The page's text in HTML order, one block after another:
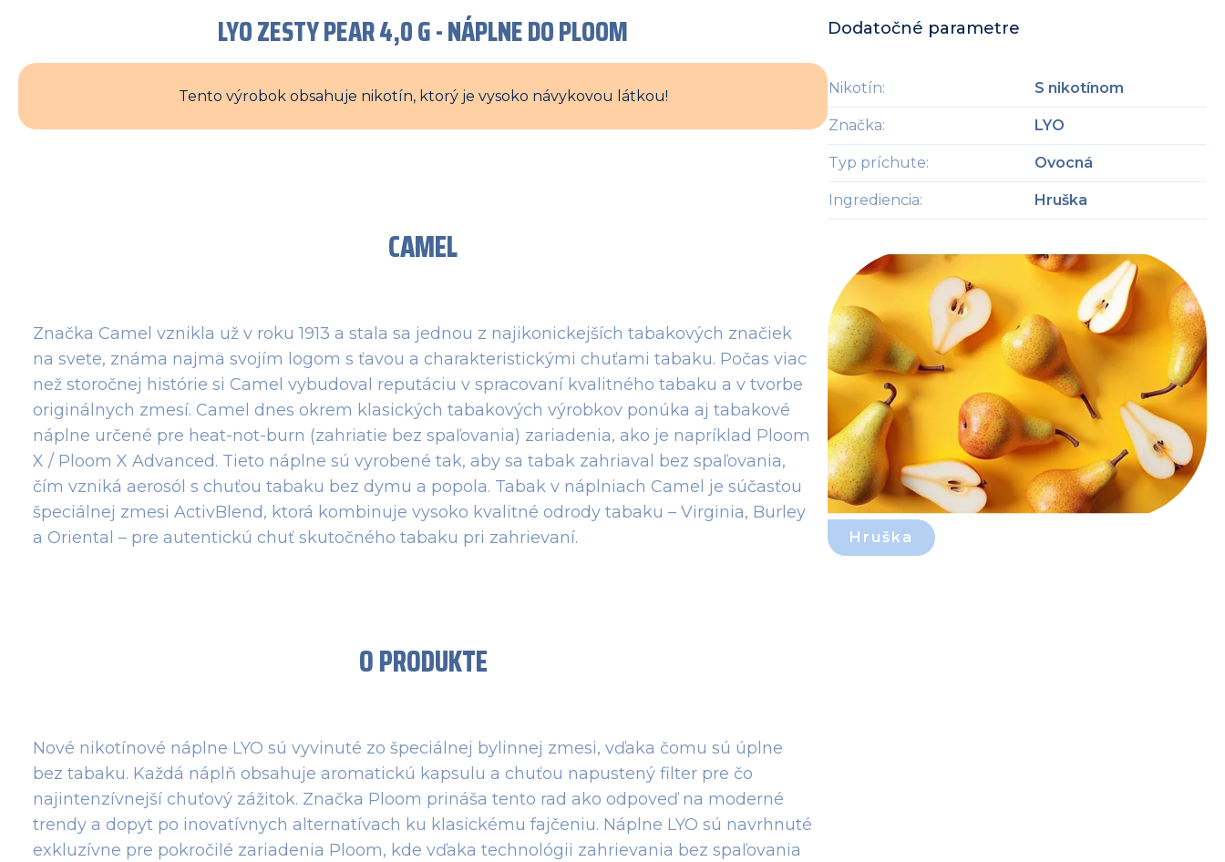
LYO ZESTY PEAR 4,0 G - NÁPLNE DO PLOOM
Tento výrobok obsahuje nikotín, ktorý je vysoko návykovou látkou!
CAMEL
Značka Camel vznikla už v roku 1913 a stala sa jednou z najikonickejších tabakových značiek
na svete, známa najmä svojím logom s ťavou a charakteristickými chuťami tabaku. Počas viac
než storočnej histórie si Camel vybudoval reputáciu v spracovaní kvalitného tabaku a v tvorbe
originálnych zmesí. Camel dnes okrem klasických tabakových výrobkov ponúka aj tabakové
náplne určené pre heat-not-burn (zahriatie bez spaľovania) zariadenia, ako je napríklad Ploom
X / Ploom X Advanced. Tieto náplne sú vyrobené tak, aby sa tabak zahriaval bez spaľovania,
čím vzniká aerosól s chuťou tabaku bez dymu a popola. Tabak v náplniach Camel je súčasťou
špeciálnej zmesi ActivBlend, ktorá kombinuje vysoko kvalitné odrody tabaku – Virginia, Burley
a Oriental – pre autentickú chuť skutočného tabaku pri zahrievaní.
O PRODUKTE
Nové nikotínové náplne LYO sú vyvinuté zo špeciálnej bylinnej zmesi, vďaka čomu sú úplne
bez tabaku. Každá náplň obsahuje aromatickú kapsulu a chuťou napustený filter pre čo
najintenzívnejší chuťový zážitok. Značka Ploom prináša tento rad ako odpoveď na moderné
trendy a dopyt po inovatívnych alternatívach ku klasickému fajčeniu. Náplne LYO sú navrhnuté
exkluzívne pre pokročilé zariadenia Ploom, kde vďaka technológii zahrievania bez spaľovania
Dodatočné parametre
Nikotín: S nikotínom
Značka: LYO
Typ príchute: Ovocná
Ingrediencia: Hruška
Hruška